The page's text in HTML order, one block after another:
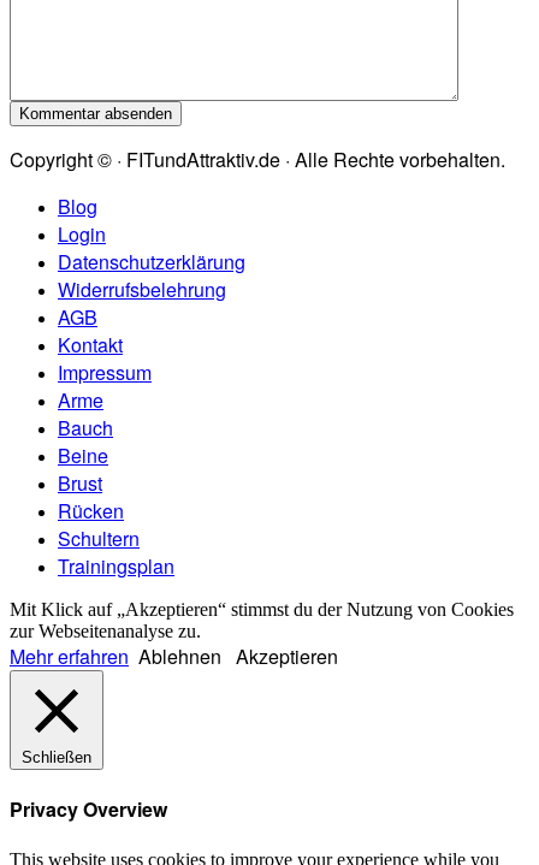
Copyright © · FITundAttraktiv.de · Alle Rechte vorbehalten.
Blog
Login
Datenschutzerklärung
Widerrufsbelehrung
AGB
Kontakt
Impressum
Arme
Bauch
Beine
Brust
Rücken
Schultern
Trainingsplan
Mit Klick auf „Akzeptieren“ stimmst du der Nutzung von Cookies
zur Webseitenanalyse zu.
Mehr erfahren Ablehnen Akzeptieren
Schließen
Privacy Overview
This website uses cookies to improve your experience while you